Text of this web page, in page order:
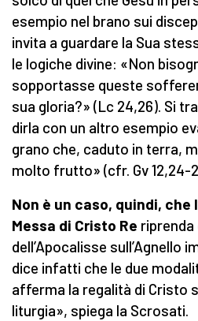
esempio nel brano sui
invita a guardare la Sua
le logiche divine: «Non
sopportasse queste
sua gloria?» (Lc 24,26). Si
dirla con un altro esempio
grano che, caduto in terra,
molto frutto» (cfr. Gv 12,24-
Non è un caso, quindi, che
Messa di Cristo Re
dell’Apocalisse sull’Agnello
dice infatti che le due
afferma la regalità di Cristo
liturgia», spiega la Scrosati.